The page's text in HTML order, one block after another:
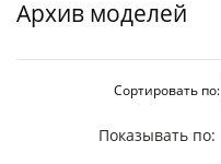
Архив моделей
Сортировать по:
Показывать по: